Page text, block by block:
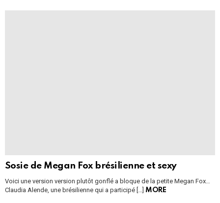
Sosie de Megan Fox brésilienne et sexy
Voici une version version plutôt gonflé a bloque de la petite Megan Fox…
Claudia Alende, une brésilienne qui a participé […] MORE